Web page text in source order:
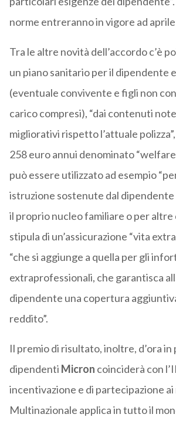
norme entreranno in vigore ad
Tra le altre novità dell’accordo c’è
un piano sanitario per il dipendente
(eventuale convivente e figli non
carico compresi), “dai contenuti
migliorativi rispetto l’attuale
258 euro annui denominato
può essere utilizzato ad esempio
istruzione sostenute dal
il proprio nucleo familiare o per altre
stipula di un’assicurazione “vita
“che si aggiunge a quella per gli
extraprofessionali, che garantisca
dipendente una copertura
reddito”.
Il premio di risultato, inoltre, d’ora
dipendenti Micron coinciderà con
incentivazione e di partecipazione
Multinazionale applica in tutto il